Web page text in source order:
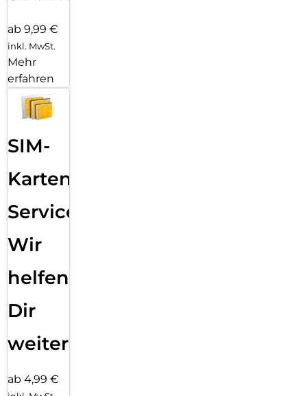
ab 9,99 €
inkl. MwSt.
Mehr
erfahren
SIM-
Karten
Service:
Wir
helfen
Dir
weiter
ab 4,99 €